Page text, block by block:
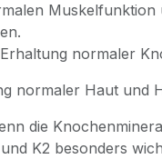
normaler
normaler Haut und
die
K2 besonders